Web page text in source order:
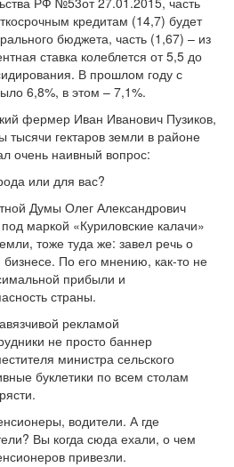
кредитам (14,7) будет
бюджета, часть (1,67) – из
ставка колеблется от 5,5 до
В прошлом году с
6,8%, в этом – 7,1%.
фермер Иван Иванович Пузиков,
гектаров земли в районе
очень наивный вопрос:
или для вас?
Думы Олег Александрович
маркой «Куриловские калачи»
тоже туда же: завел речь о
бизнесе. По его мнению, как-то не
прибыли и
страны.
рекламой
не просто баннер
министра сельского
буклетики по всем столам
водители. А где
Вы когда сюда ехали, о чем
привезли.